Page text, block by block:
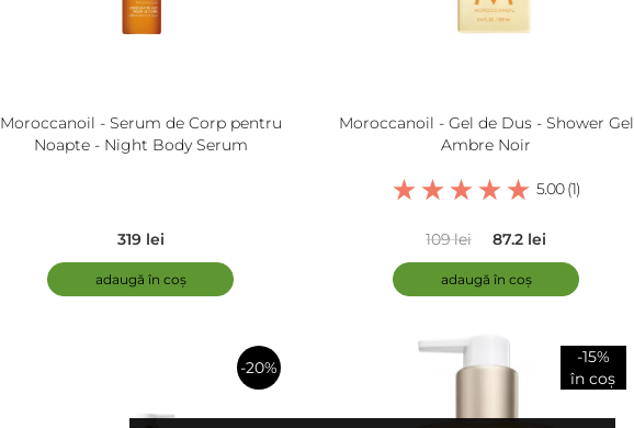
Moroccanoil - Serum de Corp pentru
Noapte - Night Body Serum
319 lei
adaugă în coș
Moroccanoil - Gel de Dus - Shower Gel
Ambre Noir
5.00 (1)
109 lei 87.2 lei
adaugă în coș
-20%
-15%
în coș